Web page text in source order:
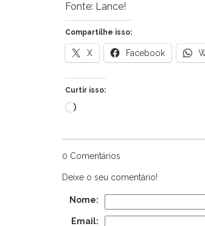
Fonte: Lance!
Compartilhe isso:
X Facebook
Curtir isso:
Carregando...
0 Comentários
Deixe o seu comentário!
Nome:
Email: